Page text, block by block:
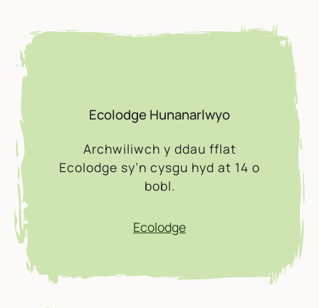
Ecolodge Hunanarlwyo
Archwiliwch y ddau fflat
Ecolodge sy’n cysgu hyd at 14 o
bobl.
Ecolodge